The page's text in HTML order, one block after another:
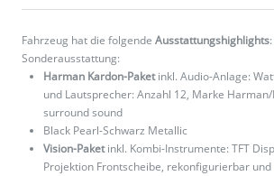
Fahrzeug hat die folgende Ausstattungshighlights:
Sonderausstattung:
Harman Kardon-Paketinkl. Audio-Anlage:
und Lautsprecher: Anzahl 12, Marke
surround sound
Black Pearl-Schwarz Metallic
Vision-Paketinkl. Kombi-Instrumente: TFT
Projektion Frontscheibe, rekonfigurierbar